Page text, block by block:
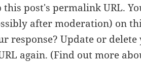
post's permalink URL.
after moderation) on
response? Update or delete
again. (Find out more